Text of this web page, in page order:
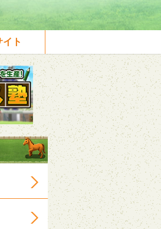
イト